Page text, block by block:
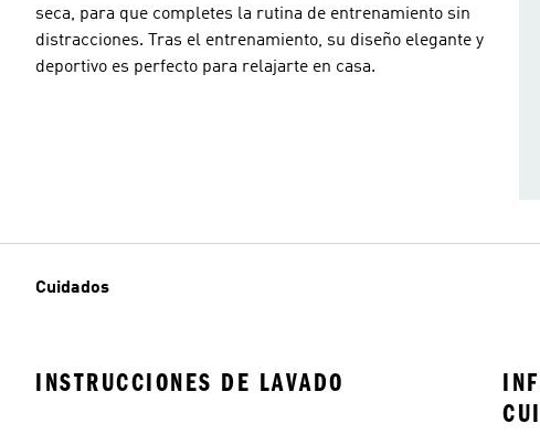
seca, para que completes la rutina de entrenamiento sin
distracciones. Tras el entrenamiento, su diseño elegante y
deportivo es perfecto para relajarte en casa.
Cuidados
INSTRUCCIONES DE LAVADO